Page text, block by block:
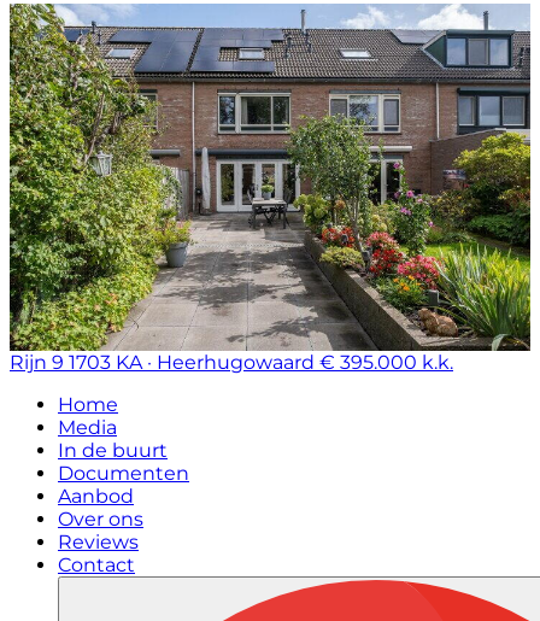
Rijn 9 1703 KA · Heerhugowaard € 395.000 k.k.
Home
Media
In de buurt
Documenten
Aanbod
Over ons
Reviews
Contact